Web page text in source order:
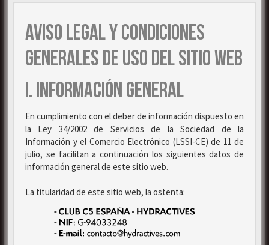
AVISO LEGAL Y CONDICIONES
GENERALES DE USO DEL SITIO WEB
I. INFORMACIÓN GENERAL
En cumplimiento con el deber de información dispuesto en
la Ley 34/2002 de Servicios de la Sociedad de la
Información y el Comercio Electrónico (LSSI-CE) de 11 de
julio, se facilitan a continuación los siguientes datos de
información general de este sitio web.
La titularidad de este sitio web, la ostenta: